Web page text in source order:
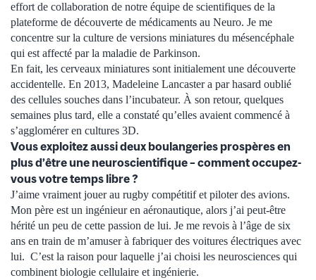
effort de collaboration de notre équipe de scientifiques de la
plateforme de découverte de médicaments au Neuro. Je me
concentre sur la culture de versions miniatures du mésencéphale
qui est affecté par la maladie de Parkinson.
En fait, les cerveaux miniatures sont initialement une découverte
accidentelle. En 2013, Madeleine Lancaster a par hasard oublié
des cellules souches dans l’incubateur. À son retour, quelques
semaines plus tard, elle a constaté qu’elles avaient commencé à
s’agglomérer en cultures 3D.
Vous exploitez aussi deux boulangeries prospères en
plus d’être une neuroscientifique – comment occupez-
vous votre temps libre ?
J’aime vraiment jouer au rugby compétitif et piloter des avions.
Mon père est un ingénieur en aéronautique, alors j’ai peut-être
hérité un peu de cette passion de lui. Je me revois à l’âge de six
ans en train de m’amuser à fabriquer des voitures électriques avec
lui. C’est la raison pour laquelle j’ai choisi les neurosciences qui
combinent biologie cellulaire et ingénierie.